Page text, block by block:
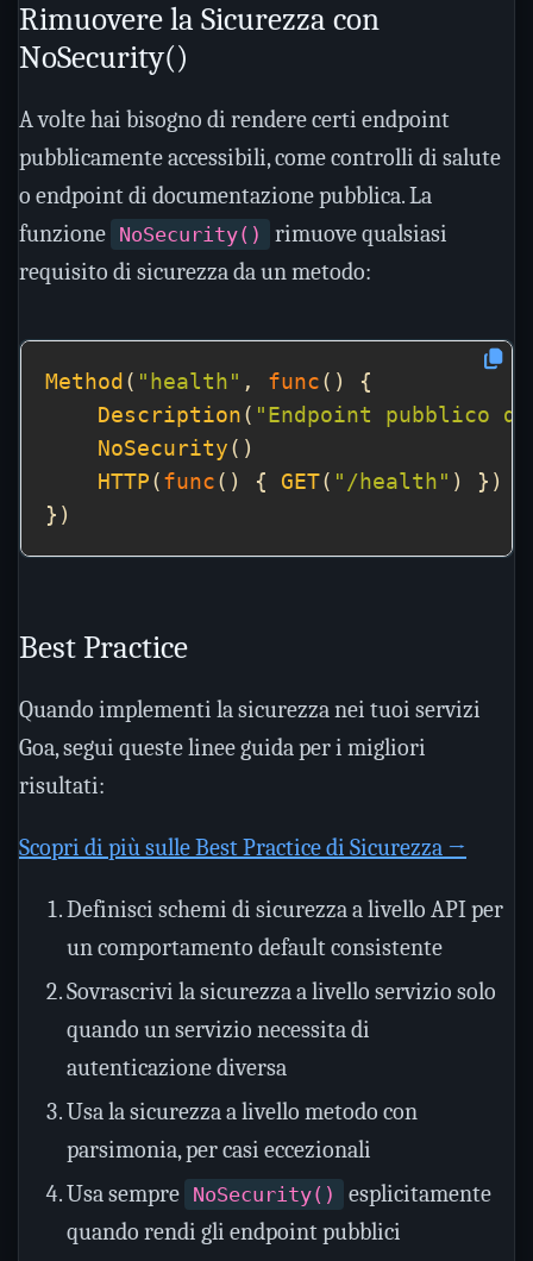
Rimuovere la Sicurezza con
NoSecurity()
A volte hai bisogno di rendere certi endpoint
pubblicamente accessibili, come controlli di salute
o endpoint di documentazione pubblica. La
funzione NoSecurity()
rimuove qualsiasi
requisito di sicurezza da un metodo:
Method ( "health" , func
Description ( "Endpoint pubblico
NoSecurity
HTTP ( func () { GET( "/health"
Best Practice
Quando implementi la sicurezza nei tuoi servizi
Goa, segui queste linee guida per i migliori
risultati:
Scopri di più sulle Best Practice di Sicurezza →
Definisci schemi di sicurezza a livello API per
un comportamento default consistente
Sovrascrivi la sicurezza a livello servizio solo
quando un servizio necessita di
autenticazione diversa
Usa la sicurezza a livello metodo con
parsimonia, per casi eccezionali
Usa sempre NoSecurity()
esplicitamente
quando rendi gli endpoint pubblici